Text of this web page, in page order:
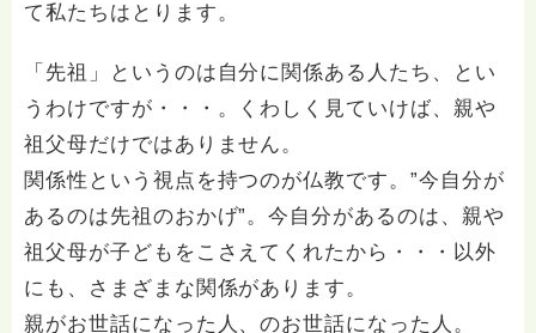
て私たちはとります。
「先祖」というのは自分に関係ある人たち、とい
うわけですが・・・。くわしく見ていけば、親や
祖父母だけではありません。
関係性という視点を持つのが仏教です。”今自分が
あるのは先祖のおかげ”。今自分があるのは、親や
祖父母が子どもをこさえてくれたから・・・以外
にも、さまざまな関係があります。
親がお世話になった人、のお世話になった人。